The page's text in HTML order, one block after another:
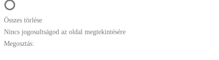
Összes törlése
Nincs jogosultságod az oldal megtekintésére
Megosztás: